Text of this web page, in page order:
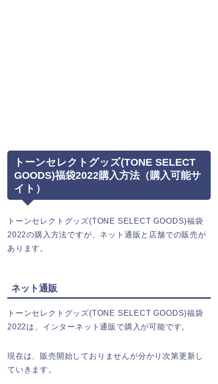
トーンセレクトグッズ(TONE SELECT
GOODS)福袋2022購入方法（購入可能サ
イト）
トーンセレクトグッズ(TONE SELECT GOODS)福袋
2022の購入方法ですが、ネット通販と店舗での販売が
あります。
ネット通販
トーンセレクトグッズ(TONE SELECT GOODS)福袋
2022は、インターネット通販で購入が可能です。
現在は、販売開始しておりませんが分かり次第更新し
ていきます。